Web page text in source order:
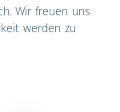
Wir freuen uns
werden zu